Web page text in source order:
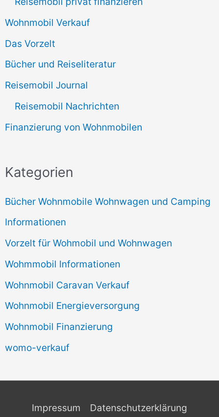
Wohnmobil Verkauf
Das Vorzelt
Bücher und Reiseliteratur
Reisemobil Journal
Reisemobil Nachrichten
Finanzierung von Wohnmobilen
Kategorien
Bücher Wohnmobile Wohnwagen und Camping
Informationen
Vorzelt für Wohmobil und Wohnwagen
Wohmmobil Informationen
Wohnmobil Caravan Verkauf
Wohnmobil Energieversorgung
Wohnmobil Finanzierung
womo-verkauf
Impressum Datenschutzerklärung